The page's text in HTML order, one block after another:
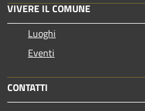
VIVERE IL COMUNE
Luoghi
Eventi
CONTATTI